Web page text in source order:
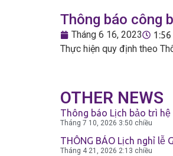
Dịch Vụ Doanh
Giao Dịch Ngân
Giao Dịch Ngoại
Thông báo công
Tháng 6 16, 2023
Thực hiện quy định theo
OTHER NEWS
Thông báo Lịch bảo trì
Tháng 7 10, 2026 3:50 chiều
THÔNG BÁO Lịch nghỉ lễ
Tháng 4 21, 2026 2:13 chiều